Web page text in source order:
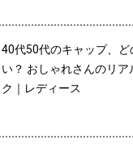
40代50代のキャップ、
い？ おしゃれさんのリア
ク｜レディース